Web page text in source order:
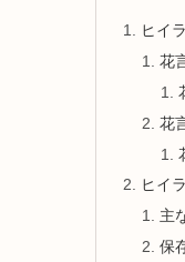
ヒイ
花
花
ヒイ
主
保